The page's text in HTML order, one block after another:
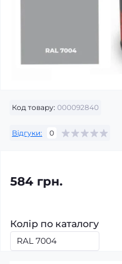
Код товару: 000092840
Відгуки: 0
584 грн.
Колір по каталогу